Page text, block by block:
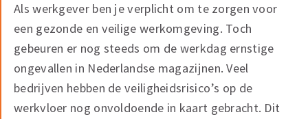
Als werkgever ben je verplicht om te zorgen voor
een gezonde en veilige werkomgeving. Toch
gebeuren er nog steeds om de werkdag ernstige
ongevallen in Nederlandse magazijnen. Veel
bedrijven hebben de veiligheidsrisico’s op de
werkvloer nog onvoldoende in kaart gebracht. Dit